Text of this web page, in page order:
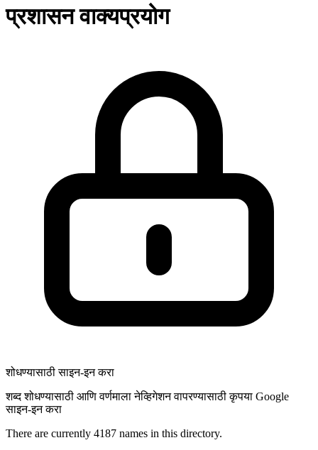
प्रशासन वाक्यप्रयोग
शोधण्यासाठी साइन-इन करा
शब्द शोधण्यासाठी आणि वर्णमाला नेव्हिगेशन वापरण्यासाठी कृपया Google
साइन-इन करा
There are currently 4187 names in this directory.